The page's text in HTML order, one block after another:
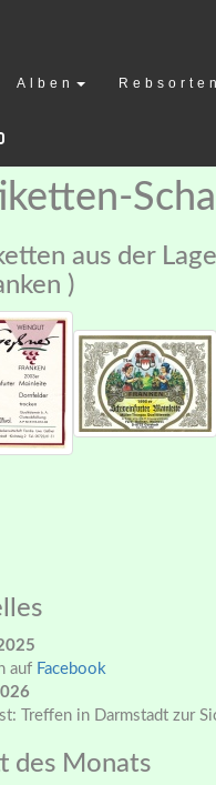
Alben
aus der
)
auf Facebook
Treffen in Darmstadt zur
des Monats